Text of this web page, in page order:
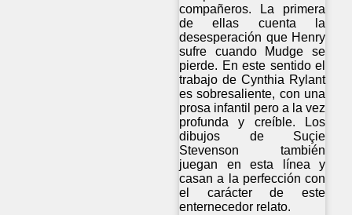
compañeros. La primera
de ellas cuenta la
desesperación que Henry
sufre cuando Mudge se
pierde. En este sentido el
trabajo de Cynthia Rylant
es sobresaliente, con una
prosa infantil pero a la vez
profunda y creíble. Los
dibujos de Suçie
Stevenson también
juegan en esta línea y
casan a la perfección con
el carácter de este
enternecedor relato.